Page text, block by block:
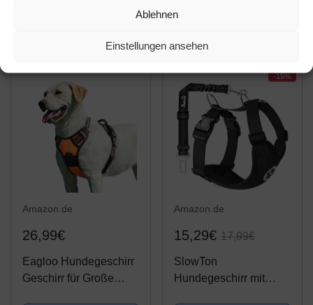
Ablehnen
Einstellungen ansehen
Kleidung mit Fliege
Katzengeschirr...
Amazon.de
26,99€
Eagloo Hundegeschirr
Geschirr für Große
-15%
Amazon.de
15,29€ 17,99€
SlowTon
Hundegeschirr mit